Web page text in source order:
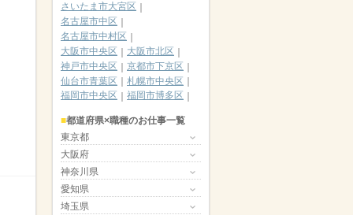
さいたま市大宮区
名古屋市中区
名古屋市中村区
大阪市中央区
大阪市北区
神戸市中央区
京都市下京区
仙台市青葉区
札幌市中央区
福岡市中央区
福岡市博多区
都道府県×職種のお仕事一覧
東京都
大阪府
神奈川県
愛知県
埼玉県